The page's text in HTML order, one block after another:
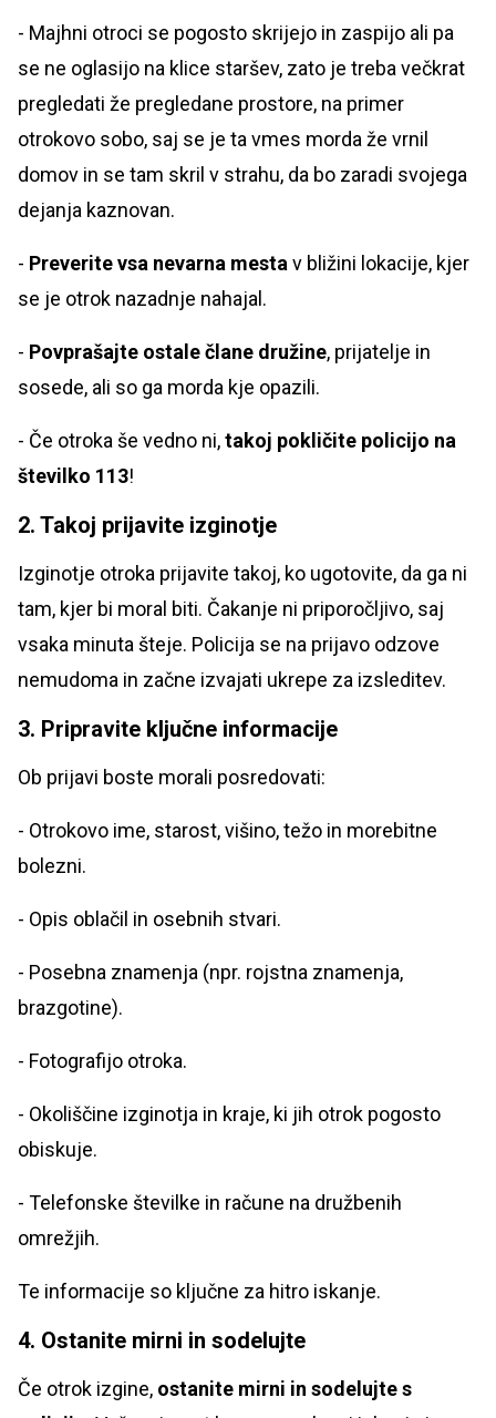
- Majhni otroci se pogosto skrijejo in zaspijo ali pa
se ne oglasijo na klice staršev, zato je treba večkrat
pregledati že pregledane prostore, na primer
otrokovo sobo, saj se je ta vmes morda že vrnil
domov in se tam skril v strahu, da bo zaradi svojega
dejanja kaznovan.
- Preverite vsa nevarna mesta v bližini lokacije, kjer
se je otrok nazadnje nahajal.
- Povprašajte ostale člane družine, prijatelje in
sosede, ali so ga morda kje opazili.
- Če otroka še vedno ni,takoj pokličite policijo na
številko 113!
2. Takoj prijavite izginotje
Izginotje otroka prijavite takoj, ko ugotovite, da ga ni
tam, kjer bi moral biti. Čakanje ni priporočljivo, saj
vsaka minuta šteje. Policija se na prijavo odzove
nemudoma in začne izvajati ukrepe za izsleditev.
3. Pripravite ključne informacije
Ob prijavi boste morali posredovati:
- Otrokovo ime, starost, višino, težo in morebitne
bolezni.
- Opis oblačil in osebnih stvari.
- Posebna znamenja (npr. rojstna znamenja,
brazgotine).
- Fotografijo otroka.
- Okoliščine izginotja in kraje, ki jih otrok pogosto
obiskuje.
- Telefonske številke in račune na družbenih
omrežjih.
Te informacije so ključne za hitro iskanje.
4. Ostanite mirni in sodelujte
Če otrok izgine, ostanite mirni in sodelujte s